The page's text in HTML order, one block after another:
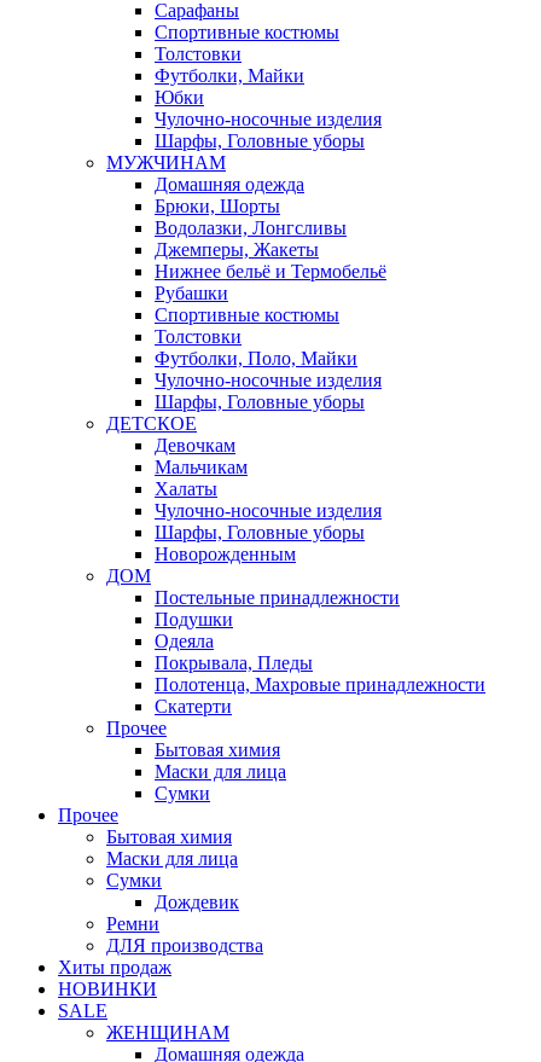
Сарафаны
Спортивные костюмы
Толстовки
Футболки, Майки
Юбки
Чулочно-носочные изделия
Шарфы, Головные уборы
МУЖЧИНАМ
Домашняя одежда
Брюки, Шорты
Водолазки, Лонгсливы
Джемперы, Жакеты
Нижнее бельё и Термобельё
Рубашки
Спортивные костюмы
Толстовки
Футболки, Поло, Майки
Чулочно-носочные изделия
Шарфы, Головные уборы
ДЕТСКОЕ
Девочкам
Мальчикам
Халаты
Чулочно-носочные изделия
Шарфы, Головные уборы
Новорожденным
ДОМ
Постельные принадлежности
Подушки
Одеяла
Покрывала, Пледы
Полотенца, Махровые принадлежности
Скатерти
Прочее
Бытовая химия
Маски для лица
Сумки
Прочее
Бытовая химия
Маски для лица
Сумки
Дождевик
Ремни
ДЛЯ производства
Хиты продаж
НОВИНКИ
SALE
ЖЕНЩИНАМ
Домашняя одежда